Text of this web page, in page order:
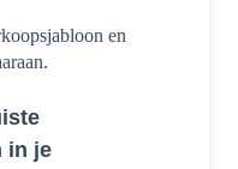
en
in je